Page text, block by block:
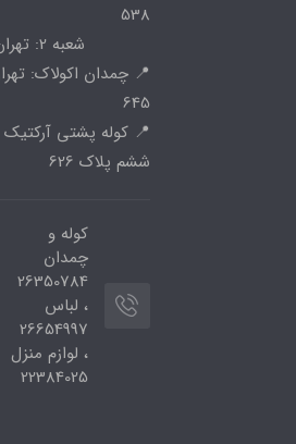
538
شعبه 2: تهران، پونک، همیلا سنتر، طبقه اول 143
📍 چمدان اکولاک:
645
📍 کوله پشتی آرکتیک
ششم پلاک 626
کوله و
چمدان
26350784
، لباس
26654997
، لوازم منزل
22384025